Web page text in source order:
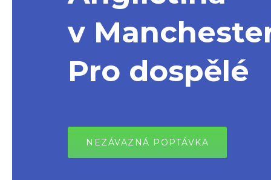
v
Pro dospělé
NEZÁVAZNÁ POPTÁVKA